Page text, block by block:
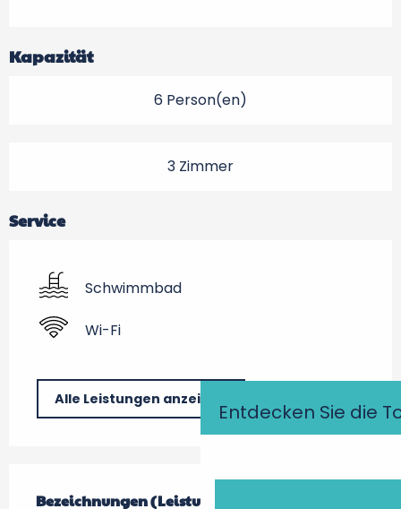
Entdecken Sie die
Kapazität
6 Person(en)
3 Zimmer
Service
Schwimmbad
Wi-Fi
Alle Leistungen anzeigen
Leistungensmöglichkeiten
Bezeichnungen (Leistungsmerkmale)
Bezeichnungen (Leistungsmerkmale)